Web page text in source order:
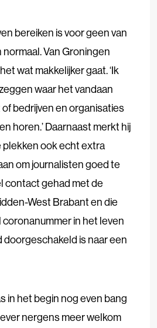
bereiken is voor geen van
Van Groningen
wat makkelijker gaat. ‘Ik
waar het vandaan
of bedrijven en organisaties
horen.’ Daarnaast merkt hij
plekken ook echt extra
om journalisten goed te
contact gehad met de
West Brabant en die
in het leven
is naar een
in het begin nog even bang
nergens meer welkom